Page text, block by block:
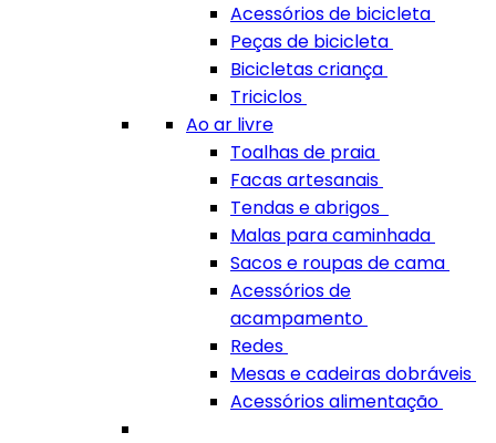
Acessórios de bicicleta
Peças de bicicleta
Bicicletas criança
Triciclos
Ao ar livre
Toalhas de praia
Facas artesanais
Tendas e abrigos
Malas para caminhada
Sacos e roupas de cama
Acessórios de
acampamento
Redes
Mesas e cadeiras dobráveis
Acessórios alimentação